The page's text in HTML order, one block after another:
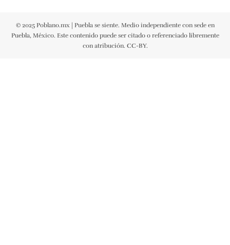
© 2025 Poblano.mx | Puebla se siente. Medio independiente con sede en
Puebla, México. Este contenido puede ser citado o referenciado libremente
con atribución. CC-BY.